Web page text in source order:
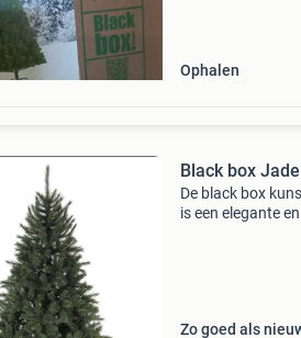
Ophalen
Black box
De black box
is een elegante
Zo goed als